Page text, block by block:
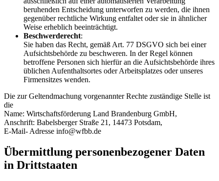
beruhenden Entscheidung unterworfen zu werden, die ihnen
gegenüber rechtliche Wirkung entfaltet oder sie in ähnlicher
Weise erheblich beeinträchtigt.
Beschwerderecht:
Sie haben das Recht, gemäß Art. 77 DSGVO sich bei einer
Aufsichtsbehörde zu beschweren. In der Regel können
betroffene Personen sich hierfür an die Aufsichtsbehörde ihres
üblichen Aufenthaltsortes oder Arbeitsplatzes oder unseres
Firmensitzes wenden.
Die zur Geltendmachung vorgenannter Rechte zuständige Stelle ist
die
Name: Wirtschaftsförderung Land Brandenburg GmbH,
Anschrift: Babelsberger Straße 21, 14473 Potsdam,
E-Mail- Adresse info@wfbb.de
Übermittlung personenbezogener Daten
in Drittstaaten